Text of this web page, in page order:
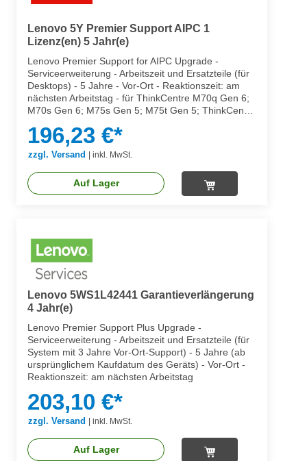
Lenovo 5Y Premier Support AIPC 1
Lizenz(en) 5 Jahr(e)
Lenovo Premier Support for AIPC Upgrade -
Serviceerweiterung - Arbeitszeit und Ersatzteile (für
Desktops) - 5 Jahre - Vor-Ort - Reaktionszeit: am
nächsten Arbeitstag - für ThinkCentre M70q Gen 6;
M70s Gen 6; M75s Gen 5; M75t Gen 5; ThinkCentre
196,23 €*
zzgl. Versand inkl. MwSt.
Auf Lager
Lenovo 5WS1L42441 Garantieverlängerung
4 Jahr(e)
Lenovo Premier Support Plus Upgrade -
Serviceerweiterung - Arbeitszeit und Ersatzteile (für
System mit 3 Jahre Vor-Ort-Support) - 5 Jahre (ab
ursprünglichem Kaufdatum des Geräts) - Vor-Ort -
Reaktionszeit: am nächsten Arbeitstag
203,10 €*
zzgl. Versand inkl. MwSt.
Auf Lager